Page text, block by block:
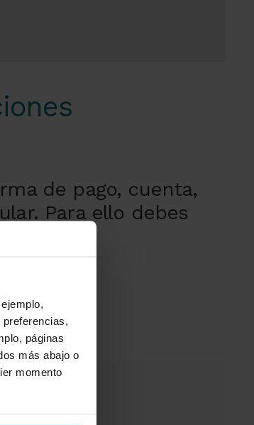
páginas
más abajo o
momento
de pago, cuenta,
Para ello debes